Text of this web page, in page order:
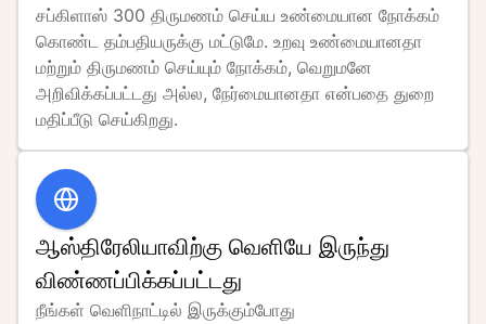
சப்கிளாஸ் 300 திருமணம் செய்ய உண்மையான நோக்கம்
கொண்ட தம்பதியருக்கு மட்டுமே. உறவு உண்மையானதா
மற்றும் திருமணம் செய்யும் நோக்கம், வெறுமனே
அறிவிக்கப்பட்டது அல்ல, நேர்மையானதா என்பதை துறை
மதிப்பீடு செய்கிறது.
ஆஸ்திரேலியாவிற்கு வெளியே இருந்து
விண்ணப்பிக்கப்பட்டது
நீங்கள் வெளிநாட்டில் இருக்கும்போது